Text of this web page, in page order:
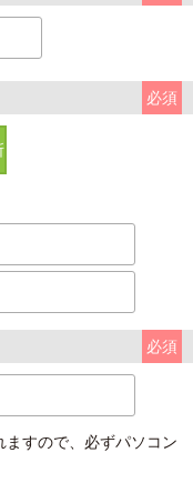
必須
必須
すので、必ずパソコン